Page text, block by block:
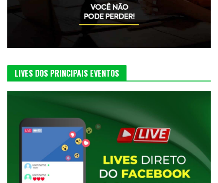
LIVES DOS PRINCIPAIS EVENTOS